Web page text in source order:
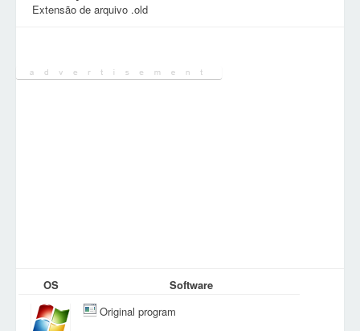
Extensão de arquivo .old
OS
Software
Original program